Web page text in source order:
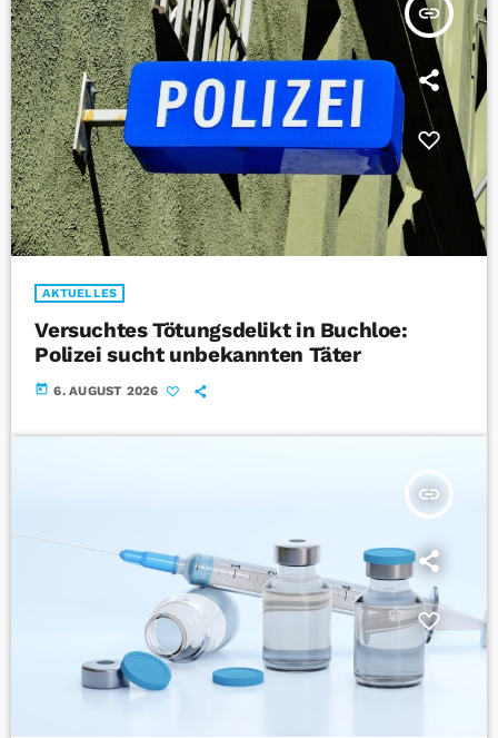
insert_link
AKTUELLES
Versuchtes Tötungsdelikt in Buchloe:
Polizei sucht unbekannten Täter
today 6. AUGUST 2026
insert_link